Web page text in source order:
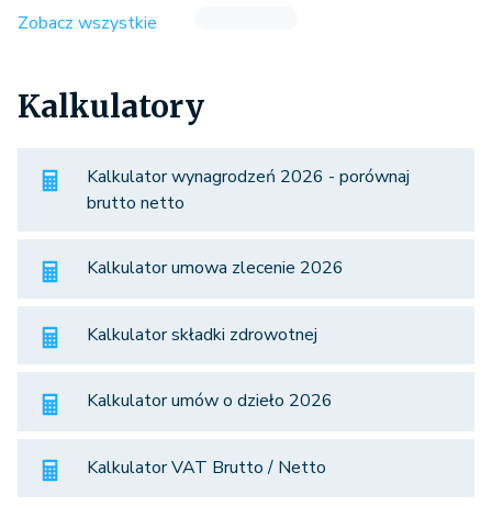
Zobacz wszystkie
Kalkulatory
Kalkulator wynagrodzeń 2026 - porównaj
brutto netto
Kalkulator umowa zlecenie 2026
Kalkulator składki zdrowotnej
Kalkulator umów o dzieło 2026
Kalkulator VAT Brutto / Netto